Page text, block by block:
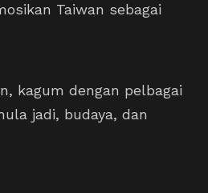
Taiwan sebagai
kagum dengan pelbagai
jadi, budaya, dan